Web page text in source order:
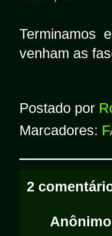
Terminamos
venham as
Postado por
Marcadores:
2
Anônimo